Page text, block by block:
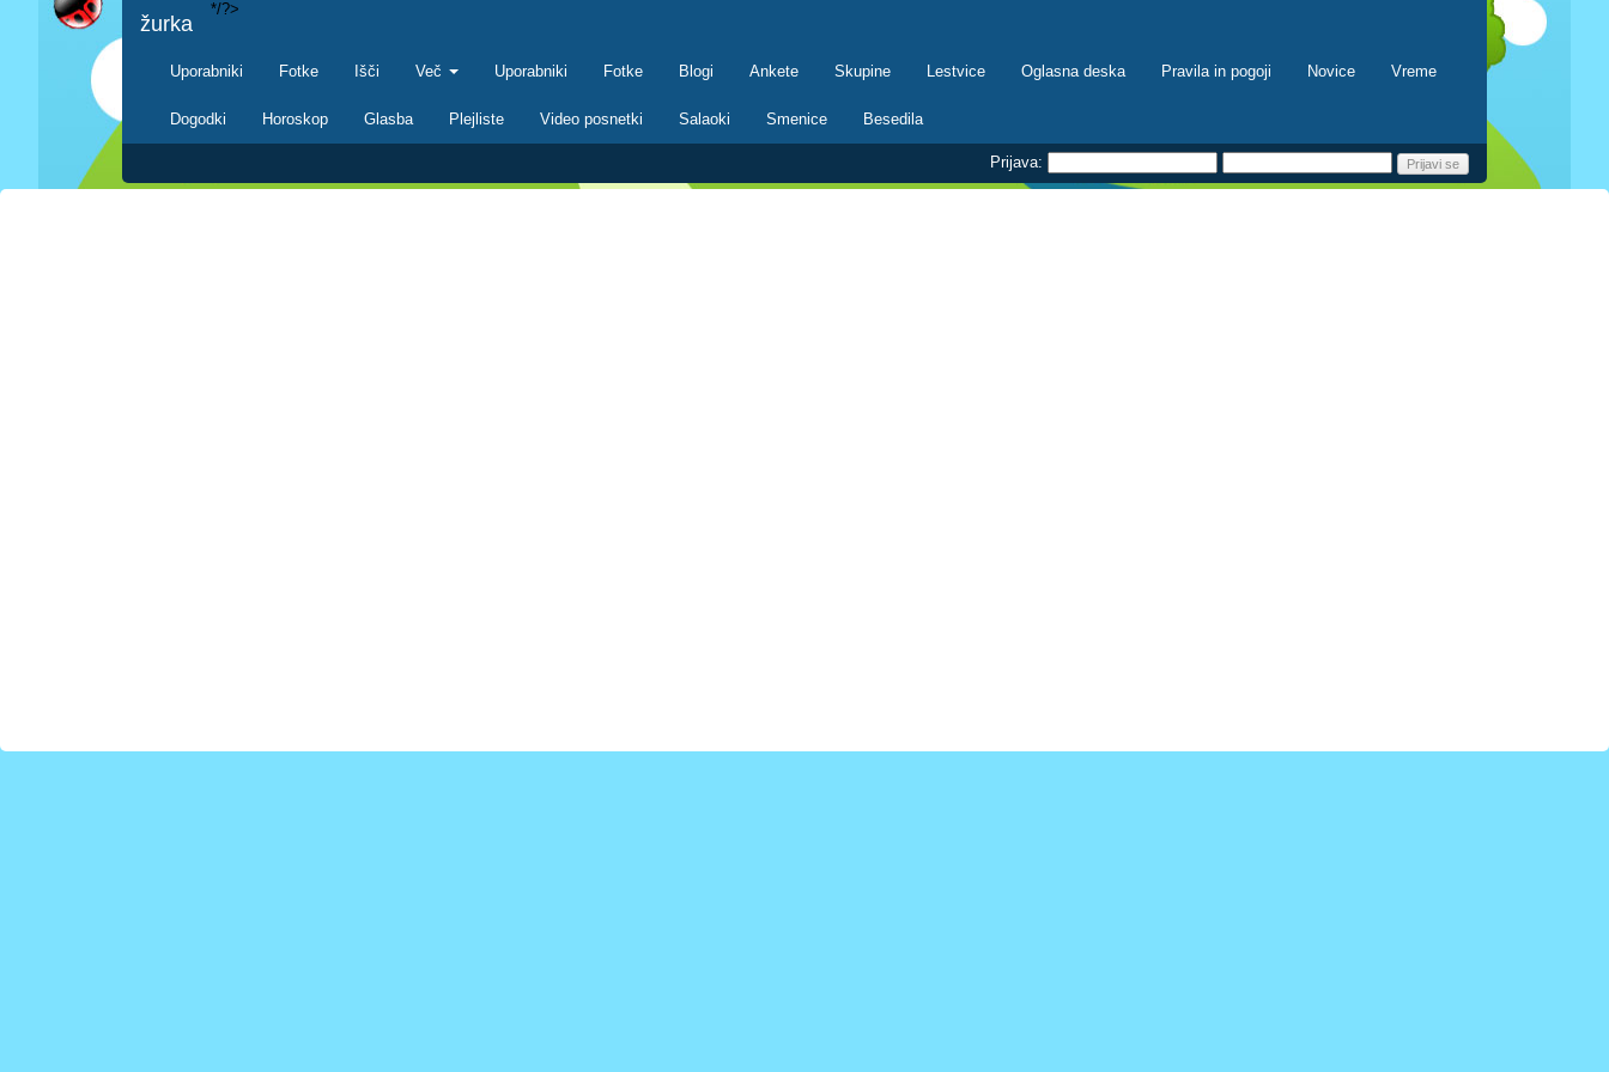
žurka
Uporabniki Fotke Išči Več Uporabniki Fotke Blogi Ankete Skupine Lestvice Oglasna deska Pravila in pogoji Novice Vreme
Dogodki Horoskop Glasba Plejliste Video posnetki Salaoki Smenice Besedila
*/?>
Prijava: